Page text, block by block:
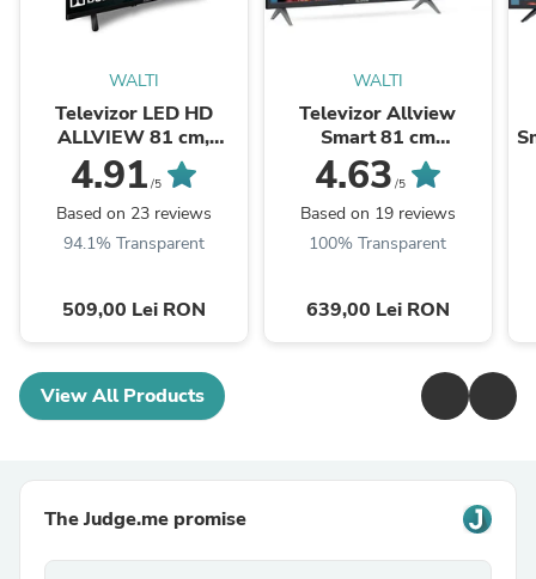
WALTI
Televizor LED HD
ALLVIEW 81 cm,
32ATC6000
4.91 /5
Based on 23 reviews
94.1% Transparent
509,00 Lei RON
WALTI
Televizor Allview
Smart 81 cm
,32iPlay6000-H, HD,
Clasa E
4.63 /5
Based on 19 reviews
100% Transparent
639,00 Lei RON
View All Products
The Judge.me promise